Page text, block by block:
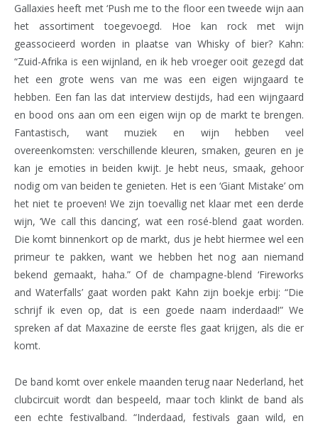
Gallaxies heeft met ‘Push me to the floor een tweede wijn aan
het assortiment toegevoegd. Hoe kan rock met wijn
geassocieerd worden in plaatse van Whisky of bier? Kahn:
“Zuid-Afrika is een wijnland, en ik heb vroeger ooit gezegd dat
het een grote wens van me was een eigen wijngaard te
hebben. Een fan las dat interview destijds, had een wijngaard
en bood ons aan om een eigen wijn op de markt te brengen.
Fantastisch, want muziek en wijn hebben veel
overeenkomsten: verschillende kleuren, smaken, geuren en je
kan je emoties in beiden kwijt. Je hebt neus, smaak, gehoor
nodig om van beiden te genieten. Het is een ‘Giant Mistake’ om
het niet te proeven! We zijn toevallig net klaar met een derde
wijn, ‘We call this dancing’, wat een rosé-blend gaat worden.
Die komt binnenkort op de markt, dus je hebt hiermee wel een
primeur te pakken, want we hebben het nog aan niemand
bekend gemaakt, haha.” Of de champagne-blend ‘Fireworks
and Waterfalls’ gaat worden pakt Kahn zijn boekje erbij: “Die
schrijf ik even op, dat is een goede naam inderdaad!” We
spreken af dat Maxazine de eerste fles gaat krijgen, als die er
komt.
De band komt over enkele maanden terug naar Nederland, het
clubcircuit wordt dan bespeeld, maar toch klinkt de band als
een echte festivalband. “Inderdaad, festivals gaan wild, en